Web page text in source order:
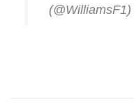
(@WilliamsF1)